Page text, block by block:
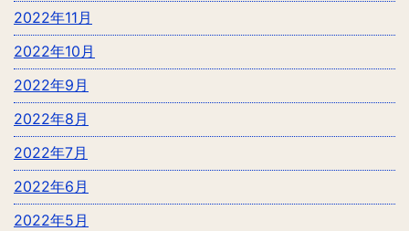
2022年11月
2022年10月
2022年9月
2022年8月
2022年7月
2022年6月
2022年5月